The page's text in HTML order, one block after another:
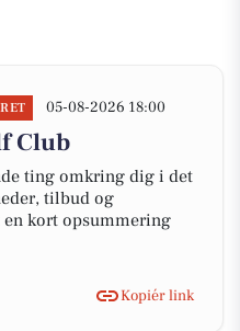
05-08-2026 18:00
Club
ting omkring dig i det
tilbud og
en kort opsummering
Kopiér link